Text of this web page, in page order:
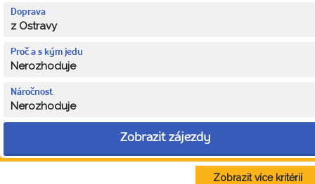
Doprava
z Ostravy
Proč a s kým jedu
Nerozhoduje
Náročnost
Nerozhoduje
Zobrazit zájezdy
Zobrazit více kritérií